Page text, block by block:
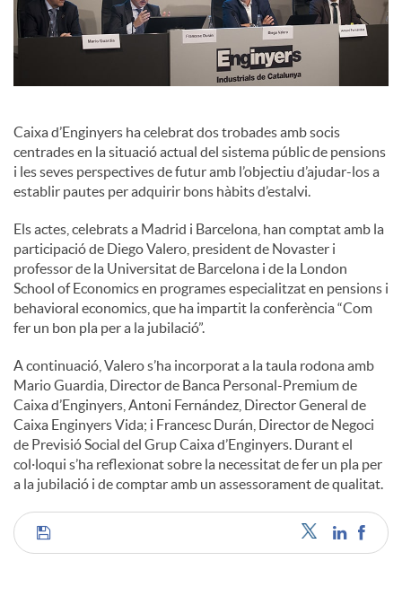
l
s
Caixa d’Enginyers ha celebrat dos trobades amb socis
centrades en la situació actual del sistema públic de pensions
i les seves perspectives de futur amb l’objectiu d’ajudar-los a
establir pautes per adquirir bons hàbits d’estalvi.
Els actes, celebrats a Madrid i Barcelona, han comptat amb la
participació de Diego Valero, president de Novaster i
professor de la Universitat de Barcelona i de la London
School of Economics en programes especialitzat en pensions i
behavioral economics, que ha impartit la conferència “Com
fer un bon pla per a la jubilació”.
A continuació, Valero s’ha incorporat a la taula rodona amb
Mario Guardia, Director de Banca Personal-Premium de
Caixa d’Enginyers, Antoni Fernández, Director General de
Caixa Enginyers Vida; i Francesc Durán, Director de Negoci
de Previsió Social del Grup Caixa d’Enginyers. Durant el
col·loqui s’ha reflexionat sobre la necessitat de fer un pla per
a la jubilació i de comptar amb un assessorament de qualitat.
C